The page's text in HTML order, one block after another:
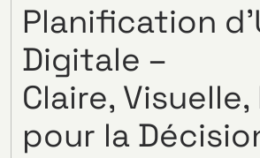
Planification
Digitale –
Claire,
pour la